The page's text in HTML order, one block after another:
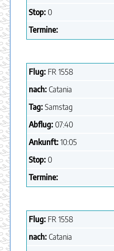
Stop: 0
Termine:
Flug: FR 1558
nach: Catania
Tag: Samstag
Abflug: 07:40
Ankunft: 10:05
Stop: 0
Termine:
Flug: FR 1558
nach: Catania